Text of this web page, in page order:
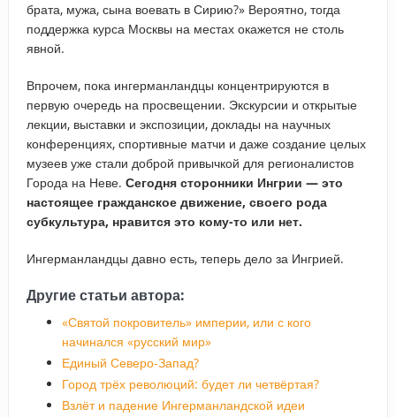
брата, мужа, сына воевать в Сирию?» Вероятно, тогда
поддержка курса Москвы на местах окажется не столь
явной.
Впрочем, пока ингерманландцы концентрируются в
первую очередь на просвещении. Экскурсии и открытые
лекции, выставки и экспозиции, доклады на научных
конференциях, спортивные матчи и даже создание целых
музеев уже стали доброй привычкой для регионалистов
Города на Неве. Сегодня сторонники Ингрии — это
настоящее гражданское движение, своего рода
субкультура, нравится это кому-то или нет.
Ингерманландцы давно есть, теперь дело за Ингрией.
Другие статьи автора:
«Святой покровитель» империи, или с кого
начинался «русский мир»
Единый Северо-Запад?
Город трёх революций: будет ли четвёртая?
Взлёт и падение Ингерманландской идеи